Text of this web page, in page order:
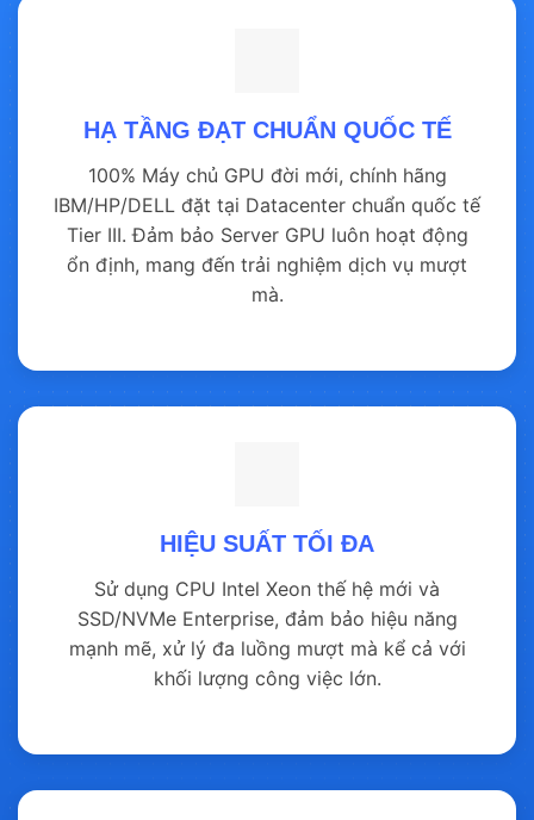
HẠ TẦNG ĐẠT CHUẨN QUỐC TẾ
100% Máy chủ GPU đời mới, chính hãng
IBM/HP/DELL đặt tại Datacenter chuẩn quốc tế
Tier III. Đảm bảo Server GPU luôn hoạt động
ổn định, mang đến trải nghiệm dịch vụ mượt
mà.
HIỆU SUẤT TỐI ĐA
Sử dụng CPU Intel Xeon thế hệ mới và
SSD/NVMe Enterprise, đảm bảo hiệu năng
mạnh mẽ, xử lý đa luồng mượt mà kể cả với
khối lượng công việc lớn.